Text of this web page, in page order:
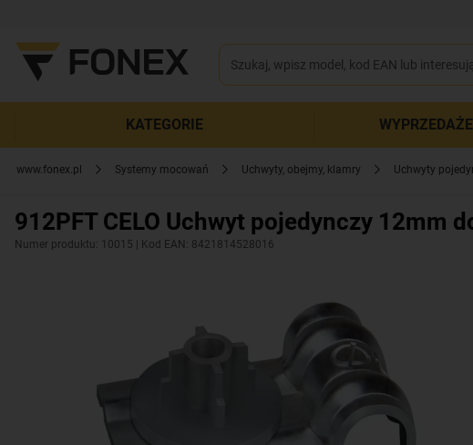
KATEGORIE WYPRZEDAŻE
www.fonex.pl Systemy mocowań Uchwyty, obejmy, klamry Uchwyty
912PFT CELO Uchwyt pojedynczy 12mm
Numer produktu: 10015 | Kod EAN: 8421814528016